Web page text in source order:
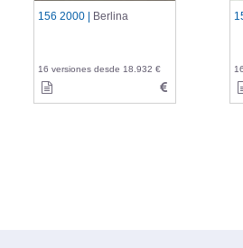
156 2000 | Berlina
16 versiones desde 18.932 €